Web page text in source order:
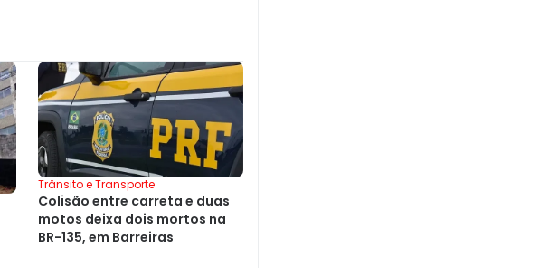
Trânsito e Transporte
Colisão entre carreta e duas
motos deixa dois mortos na
BR-135, em Barreiras